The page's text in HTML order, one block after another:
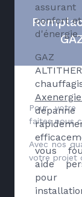
confort
d'énergie.
GAZ
dépanne
vous
aide
pour
Pour votre
faites nous
Avec nos
votre projet